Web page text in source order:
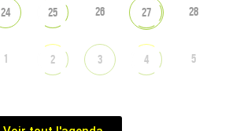
24 25 26 27 28
1 2 3 4 5